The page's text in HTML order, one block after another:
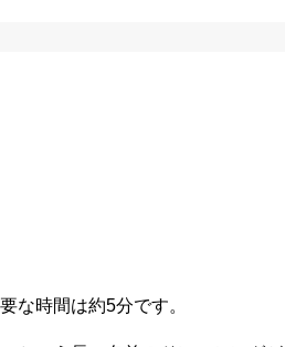
な時間は約5分です。